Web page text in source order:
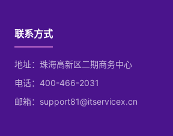
联系方式
地址：珠海高新区二期商务中心
电话：400-466-2031
邮箱：support81@itservicex.cn